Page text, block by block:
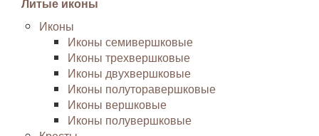
Иконы
Иконы семивершковые
Иконы трехвершковые
Иконы двухвершковые
Иконы полуторавершковые
Иконы вершковые
Иконы полувершковые